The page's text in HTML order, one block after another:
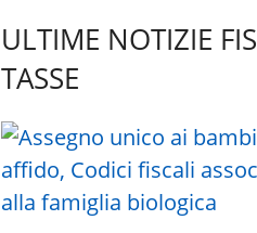
ULTIME NOTIZIE
TASSE